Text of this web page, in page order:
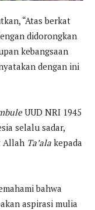
“Atas berkat
didorongkan
kebangsaan
dengan ini
UUD NRI 1945
selalu sadar,
Allah Ta’ala kepada
bahwa
aspirasi mulia